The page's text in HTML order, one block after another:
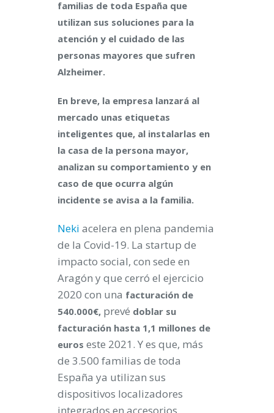
familias de toda España que
utilizan sus soluciones para la
atención y el cuidado de las
personas mayores que sufren
Alzheimer.
En breve, la empresa lanzará al
mercado unas etiquetas
inteligentes que, al instalarlas en
la casa de la persona mayor,
analizan su comportamiento y en
caso de que ocurra algún
incidente se avisa a la familia.
Neki acelera en plena pandemia
de la Covid-19. La startup de
impacto social, con sede en
Aragón y que cerró el ejercicio
2020 con una facturación de
540.000€, prevé doblar su
facturación hasta 1,1 millones de
euros este 2021. Y es que, más
de 3.500 familias de toda
España ya utilizan sus
dispositivos localizadores